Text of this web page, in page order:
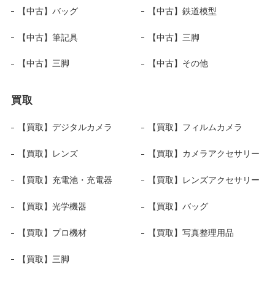
【中古】バッグ 【中古】鉄道模型
【中古】筆記具 【中古】三脚
【中古】三脚 【中古】その他
買取
【買取】デジタルカメラ 【買取】フィルムカメラ
【買取】レンズ 【買取】カメラアクセサリー
【買取】充電池・充電器 【買取】レンズアクセサリー
【買取】光学機器 【買取】バッグ
【買取】プロ機材 【買取】写真整理用品
【買取】三脚